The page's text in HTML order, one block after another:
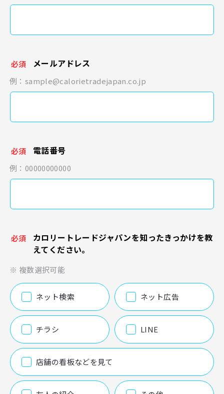
必須 メールアドレス
例：sample@calorietradejapan.co.jp
必須 電話番号
例：00000000000
必須
カロリートレードジャパンを知ったきっかけを教
えてください。
※ 複数選択可能
ネット検索 ネット広告
チラシ LINE
店舗の看板などを見て